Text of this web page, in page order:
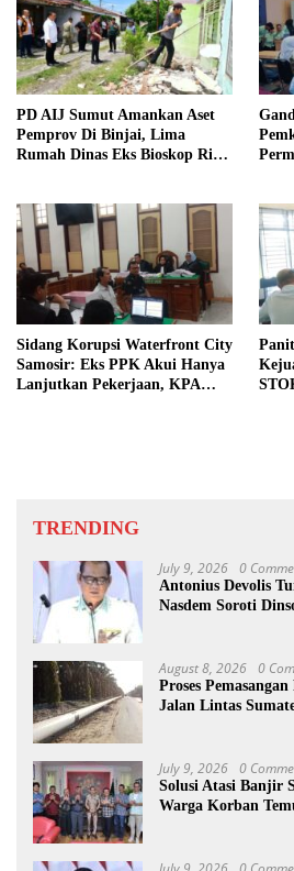
PD AIJ Sumut Amankan Aset
Pemprov Di Binjai, Lima
Rumah Dinas Eks Bioskop Ria
Sidang Korupsi Waterfront City
Samosir: Eks PPK Akui Hanya
Lanjutkan Pekerjaan, KPA
TRENDING
July 9, 2026 0
Antonius Devolis
Nasdem Soroti
August 8, 2026 0
Proses
Jalan Lintas
July 9, 2026 0
Solusi Atasi Banjir
Warga Korban